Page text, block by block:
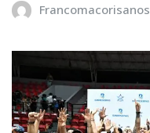
Francomacorisanos